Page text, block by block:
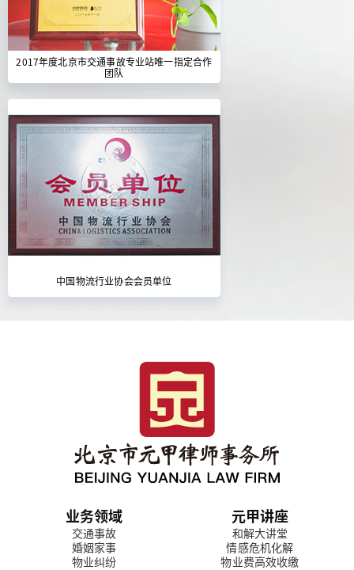
2017年度北京市交通事故专业站唯一指定合作
团队
中国物流行业协会会员单位
业务领域
交通事故
婚姻家事
物业纠纷
元甲讲座
和解大讲堂
情感危机化解
物业费高效收缴